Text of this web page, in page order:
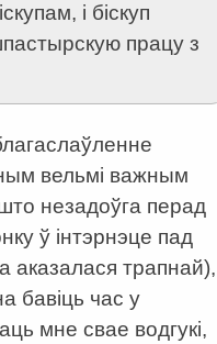
і біскуп
працу з
вельмі важным
незадоўга перад
ў інтэрнэце пад
аказалася трапнай),
бавіць час у
мне свае водгукі,